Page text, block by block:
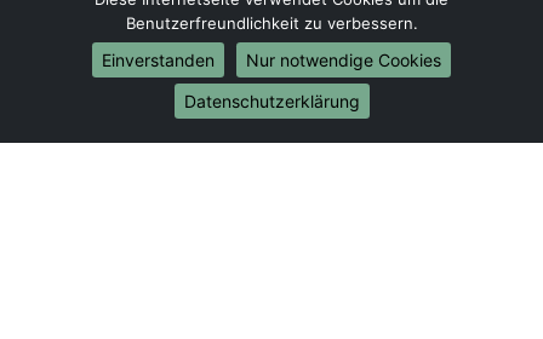
Umzug von Wolfsburg nach Bonn
Umzug von Wolfsburg nach Münster
Internationale-Umzüge
Umzug von Wolfsburg nach Brasilien
Benutzerfreundlichkeit zu verbessern.
Einverstanden
Nur notwendige Cookies
Datenschutzerklärung